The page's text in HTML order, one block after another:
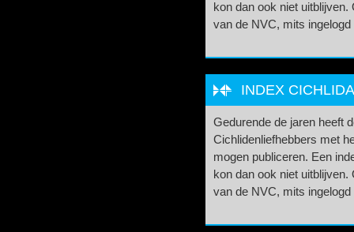
kon dan ook niet
van de NVC, mits
INDEX
Gedurende de jaren heeft
Cichlidenliefhebbers met
mogen publiceren. Een
kon dan ook niet
van de NVC, mits